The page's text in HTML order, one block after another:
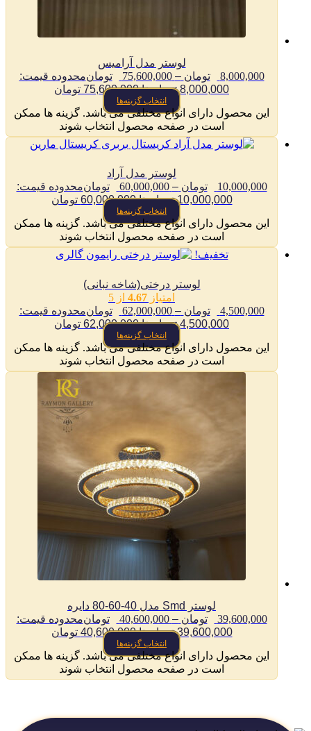
لوستر مدل آرامیس
8,000,000
تومان –
75,600,000 تومانمحدوده قیمت:
8,000,000 تومان تا 75,600,000 تومان
انتخاب گزینه‌ها
این محصول دارای انواع مختلفی می باشد. گزینه ها ممکن
است در صفحه محصول انتخاب شوند
لوستر مدل آراد
10,000,000
تومان –
60,000,000 تومانمحدوده قیمت:
10,000,000 تومان تا 60,000,000 تومان
انتخاب گزینه‌ها
این محصول دارای انواع مختلفی می باشد. گزینه ها ممکن
است در صفحه محصول انتخاب شوند
تخفیف!
لوستر درختی(شاخه نبانی)
امتیاز4.67از 5
4,500,000
تومان –
62,000,000 تومانمحدوده قیمت:
4,500,000 تومان تا 62,000,000 تومان
انتخاب گزینه‌ها
این محصول دارای انواع مختلفی می باشد. گزینه ها ممکن
است در صفحه محصول انتخاب شوند
لوستر Smd مدل 40-60-80 دایره
39,600,000
تومان –
40,600,000 تومانمحدوده قیمت:
39,600,000 تومان تا 40,600,000 تومان
انتخاب گزینه‌ها
این محصول دارای انواع مختلفی می باشد. گزینه ها ممکن
است در صفحه محصول انتخاب شوند